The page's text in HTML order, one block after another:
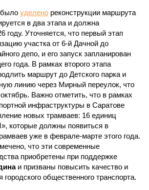
уделено реконструкции маршрута
в два этапа и должна
году. Уточняется, что первый этап
участка от 6-й Дачной до
депо, и его запуск запланирован
года. В рамках второго этапа
маршрут до Детского парка и
линию через Мирный переулок, что
Важно отметить, что в рамках
инфраструктуры в Саратове
новых трамваев: 16 единиц
которые должны появиться в
уже в феврале-марте этого года.
что эти современные
приобретены при поддержке
и призваны повысить качество и
городского общественного транспорта.